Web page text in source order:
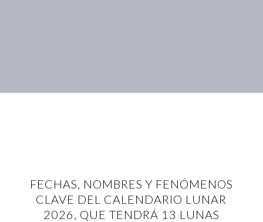
FECHAS, NOMBRES Y FENÓMENOS
CLAVE DEL CALENDARIO LUNAR
2026, QUE TENDRÁ 13 LUNAS